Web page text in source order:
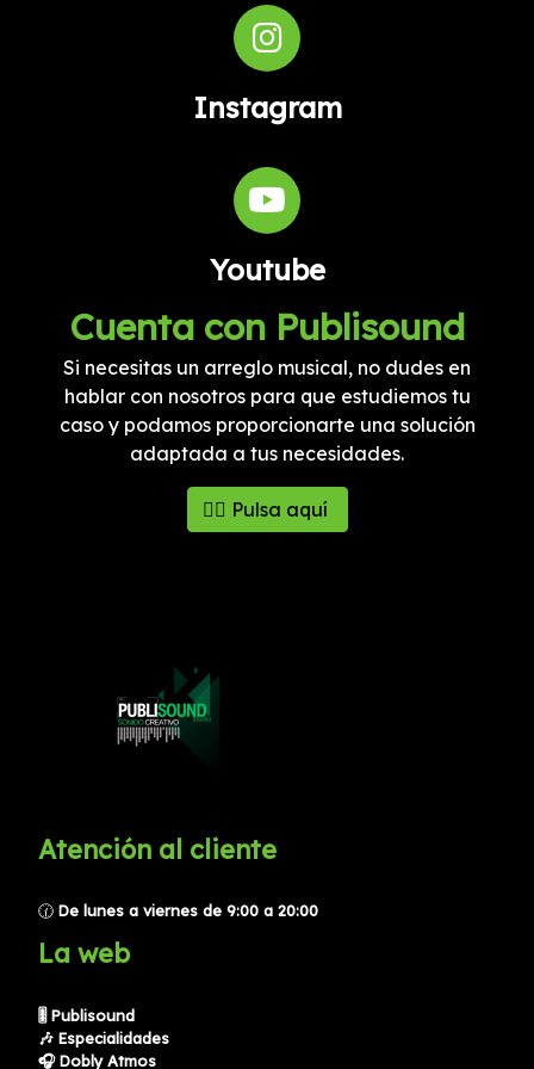
Instagram
Youtube
Cuenta con Publisound
Si necesitas un arreglo musical, no dudes en
hablar con nosotros para que estudiemos tu
caso y podamos proporcionarte una solución
adaptada a tus necesidades.
👉🏻 Pulsa aquí
Atención al cliente
🕜 De lunes a viernes de 9:00 a 20:00
La web
🎚️ Publisound
🎶 Especialidades
🎧 Dobly Atmos